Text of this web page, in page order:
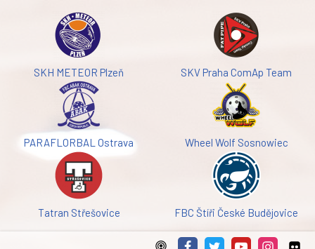
SKH METEOR Plzeň SKV Praha ComAp Team
PARAFLORBAL Ostrava Wheel Wolf Sosnowiec
Tatran Střešovice FBC Štíři České Budějovice
obsah